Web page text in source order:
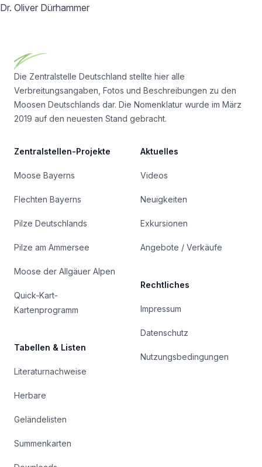
Dr. Oliver Dürhammer
Die Zentralstelle Deutschland stellte hier alle
Verbreitungsangaben, Fotos und Beschreibungen zu den
Moosen Deutschlands dar. Die Nomenklatur wurde im März
2019 auf den neuesten Stand gebracht.
Zentralstellen-Projekte
Moose Bayerns
Flechten Bayerns
Pilze Deutschlands
Pilze am Ammersee
Moose der Allgäuer Alpen
Quick-Kart-
Kartenprogramm
Tabellen & Listen
Literaturnachweise
Herbare
Geländelisten
Summenkarten
Aktuelles
Videos
Neuigkeiten
Exkursionen
Angebote / Verkäufe
Rechtliches
Impressum
Datenschutz
Nutzungsbedingungen